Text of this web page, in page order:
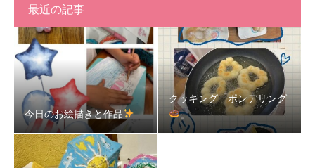
最近の記事
今日のお絵描きと作品
クッキング「ポンデリング
」